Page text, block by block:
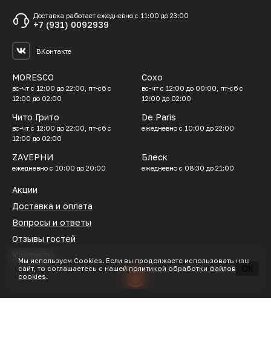
Доставка работает ежедневно с 11:00 до 23:00
+7 (931) 0092939
ВКонтакте
MORESCO
вс-чт с 12:00 до 22:00, пт-сб с
12:00 до 02:00
Сохо
вс-чт с 12:00 до 00:00, пт-сб с
12:00 до 02:00
Чито Грито
вс-чт с 12:00 до 22:00, пт-сб с
12:00 до 02:00
De Paris
ежедневно с 10:00 до 22:00
ZАVЕРНИ
ежедневно с 10:00 до 20:00
Блеск
ежедневно с 08:30 до 21:00
Акции
Доставка и оплата
Вопросы и ответы
Отзывы гостей
Контакты
ИП Затеев В. М. ИНН 370413262040 ОГРН 326370000023592
Мы используем Сookies. Если вы продолжаете использовать наш
сайт, то соглашаетесь с нашей политикой обработки файлов
cookies.
ОК